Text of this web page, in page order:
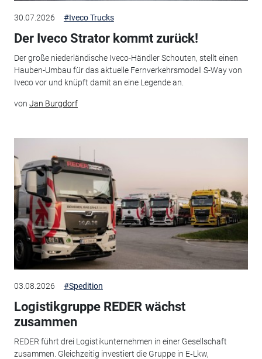
30.07.2026 #Iveco Trucks
Der Iveco Strator kommt zurück!
Der große niederländische Iveco-Händler Schouten, stellt einen
Hauben-Umbau für das aktuelle Fernverkehrsmodell S-Way von
Iveco vor und knüpft damit an eine Legende an.
von Jan Burgdorf
03.08.2026 #Spedition
Logistikgruppe REDER wächst
zusammen
REDER führt drei Logistikunternehmen in einer Gesellschaft
zusammen. Gleichzeitig investiert die Gruppe in E‑Lkw,